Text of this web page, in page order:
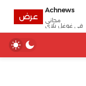
Achnews
مجانى
في غوغل بلاي
عرض